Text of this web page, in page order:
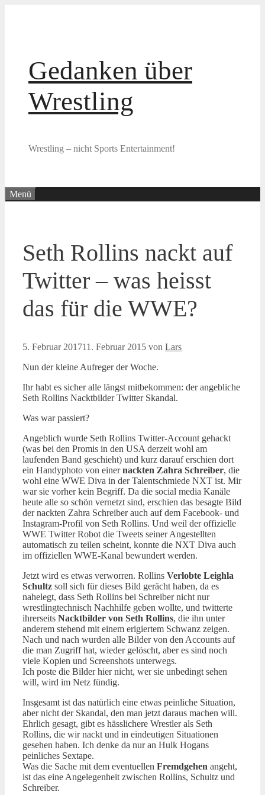
Gedanken über
Wrestling
Wrestling – nicht Sports Entertainment!
Menü
Seth Rollins nackt auf
Twitter – was heisst
das für die WWE?
5. Februar 201711. Februar 2015 von Lars
Nun der kleine Aufreger der Woche.
Ihr habt es sicher alle längst mitbekommen: der angebliche
Seth Rollins Nacktbilder Twitter Skandal.
Was war passiert?
Angeblich wurde Seth Rollins Twitter-Account gehackt
(was bei den Promis in den USA derzeit wohl am
laufenden Band geschieht) und kurz darauf erschien dort
ein Handyphoto von einernackten Zahra Schreiber, die
wohl eine WWE Diva in der Talentschmiede NXT ist. Mir
war sie vorher kein Begriff. Da die social media Kanäle
heute alle so schön vernetzt sind, erschien das besagte Bild
der nackten Zahra Schreiber auch auf dem Facebook- und
Instagram-Profil von Seth Rollins. Und weil der offizielle
WWE Twitter Robot die Tweets seiner Angestellten
automatisch zu teilen scheint, konnte die NXT Diva auch
im offiziellen WWE-Kanal bewundert werden.
Jetzt wird es etwas verworren. Rollins Verlobte Leighla
Schultz soll sich für dieses Bild gerächt haben, da es
nahelegt, dass Seth Rollins bei Schreiber nicht nur
wrestlingtechnisch Nachhilfe geben wollte, und twitterte
ihrerseits Nacktbilder von Seth Rollins, die ihn unter
anderem stehend mit einem erigiertem Schwanz zeigen.
Nach und nach wurden alle Bilder von den Accounts auf
die man Zugriff hat, wieder gelöscht, aber es sind noch
viele Kopien und Screenshots unterwegs.
Ich poste die Bilder hier nicht, wer sie unbedingt sehen
will, wird im Netz fündig.
Insgesamt ist das natürlich eine etwas peinliche Situation,
aber nicht der Skandal, den man jetzt daraus machen will.
Ehrlich gesagt, gibt es hässlichere Wrestler als Seth
Rollins, die wir nackt und in eindeutigen Situationen
gesehen haben. Ich denke da nur an Hulk Hogans
peinliches Sextape.
Was die Sache mit dem eventuellen Fremdgehen angeht,
ist das eine Angelegenheit zwischen Rollins, Schultz und
Schreiber.